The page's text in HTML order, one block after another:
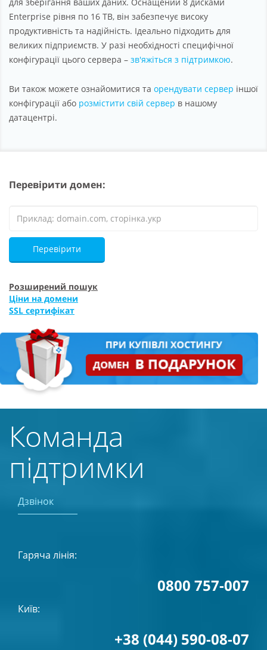
Enterprise рівня по 16 TB, він забезпечує високу
продуктивність та надійність. Ідеально підходить для
великих підприємств. У разі необхідності специфічної
конфігурації цього сервера – зв'яжіться з підтримкою.
Ви також можете ознайомитися та орендувати сервер іншої
конфігурації або розмістити свій сервер в нашому
датацентрі.
Перевірити домен:
Перевірити
Розширений пошук
Ціни на домени
SSL сертифікат
Команда
підтримки
Дзвінок
Гаряча лінія:
0800 757-007
Київ:
+38 (044) 590-08-07